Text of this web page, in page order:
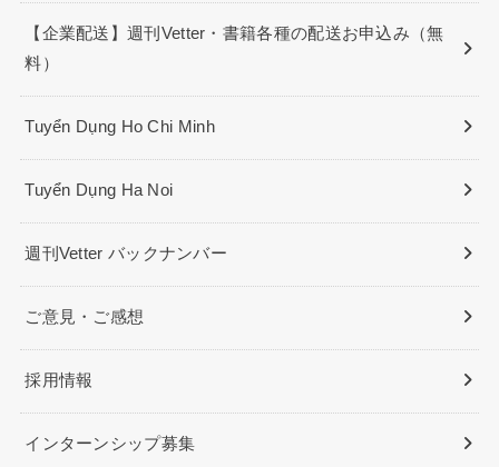
【企業配送】週刊Vetter・書籍各種の配送お申込み（無
料）
Tuyển Dụng Ho Chi Minh
Tuyển Dụng Ha Noi
週刊Vetter バックナンバー
ご意見・ご感想
採用情報
インターンシップ募集